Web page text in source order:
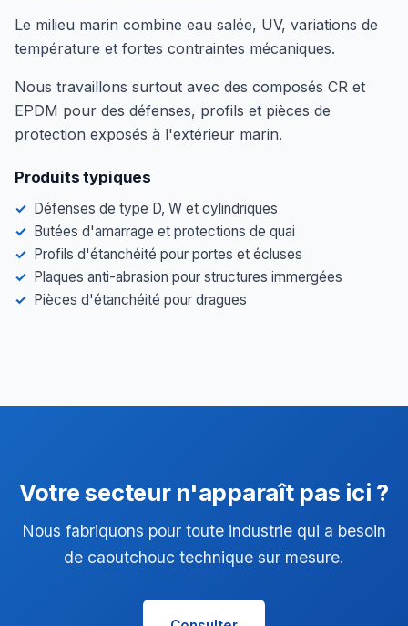
Le milieu marin combine eau salée, UV, variations de
température et fortes contraintes mécaniques.
Nous travaillons surtout avec des composés CR et
EPDM pour des défenses, profils et pièces de
protection exposés à l'extérieur marin.
Produits typiques
Défenses de type D, W et cylindriques
Butées d'amarrage et protections de quai
Profils d'étanchéité pour portes et écluses
Plaques anti-abrasion pour structures immergées
Pièces d'étanchéité pour dragues
Votre secteur n'apparaît pas ici ?
Nous fabriquons pour toute industrie qui a besoin
de caoutchouc technique sur mesure.